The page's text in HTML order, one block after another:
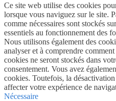
Ce site web utilise des cookies
lorsque vous naviguez sur le site.
comme nécessaires sont stockés
essentiels au fonctionnement des
Nous utilisons également des
analyser et à comprendre
cookies ne seront stockés dans
consentement. Vous avez
cookies. Toutefois, la
affecter votre expérience de
Nécessaire